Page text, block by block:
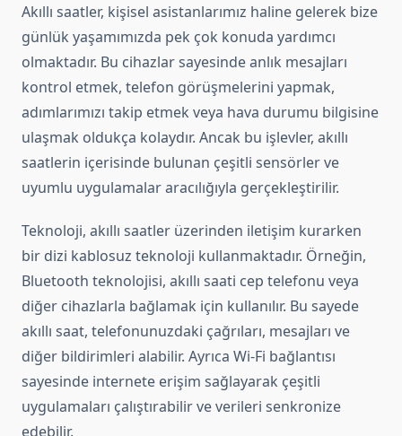
Akıllı saatler, kişisel asistanlarımız haline gelerek bize
günlük yaşamımızda pek çok konuda yardımcı
olmaktadır. Bu cihazlar sayesinde anlık mesajları
kontrol etmek, telefon görüşmelerini yapmak,
adımlarımızı takip etmek veya hava durumu bilgisine
ulaşmak oldukça kolaydır. Ancak bu işlevler, akıllı
saatlerin içerisinde bulunan çeşitli sensörler ve
uyumlu uygulamalar aracılığıyla gerçekleştirilir.
Teknoloji, akıllı saatler üzerinden iletişim kurarken
bir dizi kablosuz teknoloji kullanmaktadır. Örneğin,
Bluetooth teknolojisi, akıllı saati cep telefonu veya
diğer cihazlarla bağlamak için kullanılır. Bu sayede
akıllı saat, telefonunuzdaki çağrıları, mesajları ve
diğer bildirimleri alabilir. Ayrıca Wi-Fi bağlantısı
sayesinde internete erişim sağlayarak çeşitli
uygulamaları çalıştırabilir ve verileri senkronize
edebilir.